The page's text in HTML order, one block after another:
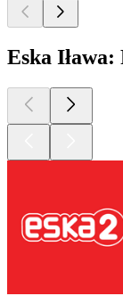
Eska Iława: